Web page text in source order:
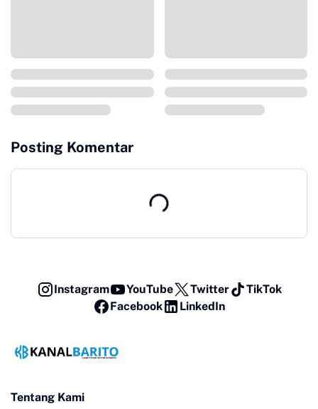
Posting Komentar
Instagram YouTube Twitter
TikTok
Facebook
LinkedIn
Tentang Kami